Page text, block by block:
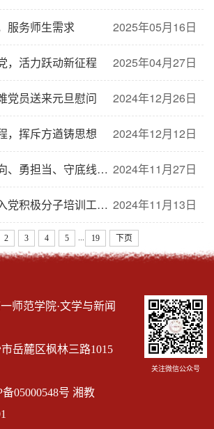
2025年05月16日
服务师生需求
2025年04月27日
，活力跃动新征程
2024年12月26日
党员送来元旦慰问
2024年12月12日
，挥斥方遒铸思想
2024年11月27日
学院党委组织开展拟发展对象集中谈心谈话
2024年11月13日
极分子培训工作圆满完成
2 3 4 5 19 下页
关注微信公众号
师范学院·文学与新闻
岳麓区枫林三路1015
05000548号 湘教